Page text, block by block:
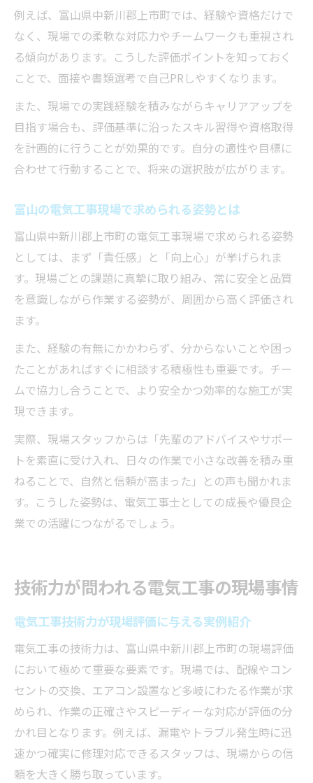
例えば、富山県中新川郡上市町では、経験や資格だけで
なく、現場での柔軟な対応力やチームワークも重視され
る傾向があります。こうした評価ポイントを知っておく
ことで、面接や書類選考で自己PRしやすくなります。
また、現場での実践経験を積みながらキャリアアップを
目指す場合も、評価基準に沿ったスキル習得や資格取得
を計画的に行うことが効果的です。自分の適性や目標に
合わせて行動することで、将来の選択肢が広がります。
富山の電気工事現場で求められる姿勢とは
富山県中新川郡上市町の電気工事現場で求められる姿勢
としては、まず「責任感」と「向上心」が挙げられま
す。現場ごとの課題に真摯に取り組み、常に安全と品質
を意識しながら作業する姿勢が、周囲から高く評価され
ます。
また、経験の有無にかかわらず、分からないことや困っ
たことがあればすぐに相談する積極性も重要です。チー
ムで協力し合うことで、より安全かつ効率的な施工が実
現できます。
実際、現場スタッフからは「先輩のアドバイスやサポー
トを素直に受け入れ、日々の作業で小さな改善を積み重
ねることで、自然と信頼が高まった」との声も聞かれま
す。こうした姿勢は、電気工事士としての成長や優良企
業での活躍につながるでしょう。
技術力が問われる電気工事の現場事情
電気工事技術力が現場評価に与える実例紹介
電気工事の技術力は、富山県中新川郡上市町の現場評価
において極めて重要な要素です。現場では、配線やコン
セントの交換、エアコン設置など多岐にわたる作業が求
められ、作業の正確さやスピーディーな対応が評価の分
かれ目となります。例えば、漏電やトラブル発生時に迅
速かつ確実に修理対応できるスタッフは、現場からの信
頼を大きく勝ち取っています。